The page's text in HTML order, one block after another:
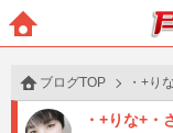
ブログTOP ・+り
・+りな+・